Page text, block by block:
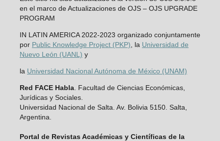
en el marco de Actualizaciones de OJS – OJS UPGRADE
PROGRAM
IN LATIN AMERICA 2022-2023 organizado conjuntamente
por Public Knowledge Project (PKP) , la Universidad de
Nuevo León (UANL) y
la Universidad Nacional Autónoma de México (UNAM)
Red FACE Habla. Facultad de Ciencias Económicas,
Jurídicas y Sociales.
Universidad Nacional de Salta. Av. Bolivia 5150. Salta,
Argentina.
Portal de Revistas Académicas y Científicas de la